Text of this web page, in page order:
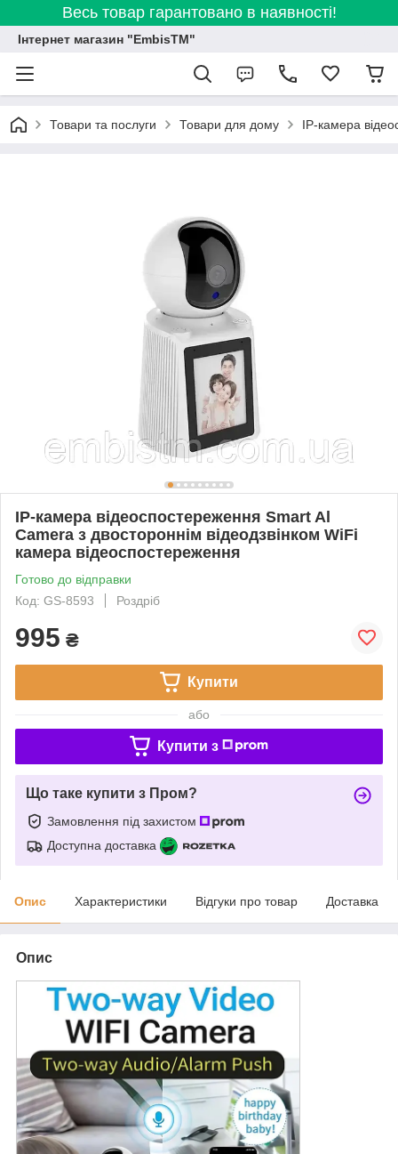
Весь товар гарантовано в наявності!
Інтернет магазин "EmbisTM"
Товари та послуги Товари для дому IP-камера
IP-камера відеоспостереження Smart Al
Camera з двостороннім відеодзвінком WiFi
камера відеоспостереження
Готово до відправки
Код: GS-8593
Роздріб
995 ₴
Купити
або
Купити з
Що таке купити з Пром?
Замовлення під захистом
Доступна доставка
Опис Характеристики Відгуки про товар Доставка
Опис